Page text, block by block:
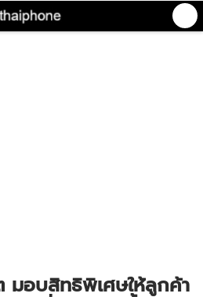
มอบสิทธิพิเศษให้ลูกค้า